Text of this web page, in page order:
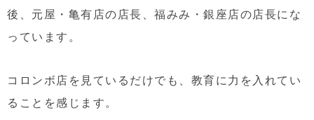
後、元屋・亀有店の店長、福みみ・銀座店の店長にな
っています。
コロンボ店を見ているだけでも、教育に力を入れてい
ることを感じます。